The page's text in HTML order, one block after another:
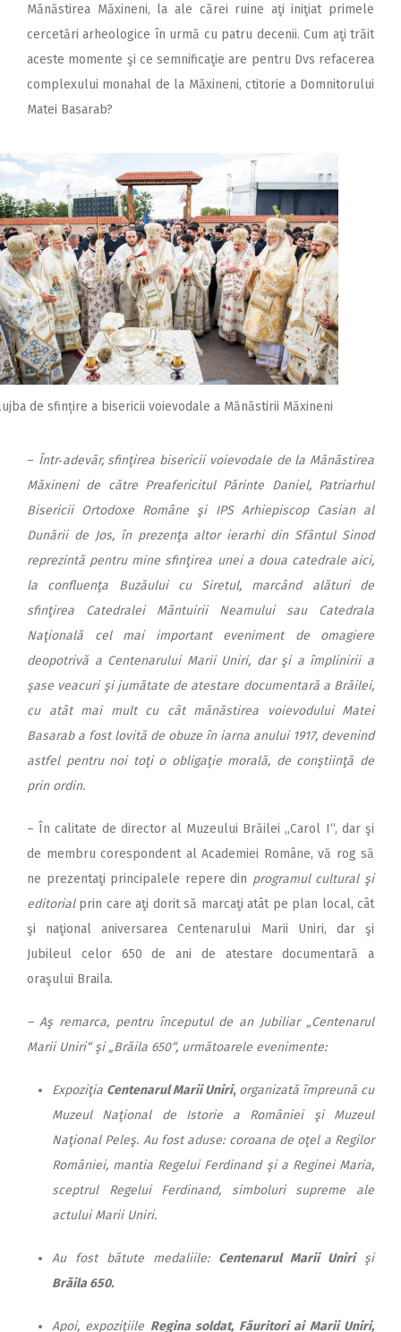
Mănăstirea Măxineni, la ale cărei ruine aţi iniţiat primele
cercetări arheologice în urmă cu patru decenii. Cum aţi trăit
aceste momente şi ce semnificaţie are pentru Dvs refacerea
complexului monahal de la Măxineni, ctitorie a Domnitorului
Matei Basarab?
de sfințire a bisericii voievodale a Mănăstirii Măxineni
– Într‑adevăr, sfinţirea bisericii voievodale de la Mănăstirea
Măxineni de către Preafericitul Părinte Daniel, Patriarhul
Bisericii Ortodoxe Române şi IPS Arhiepiscop Casian al
Dunării de Jos, în prezenţa altor ierarhi din Sfântul Sinod
reprezintă pentru mine sfinţirea unei a doua catedrale aici,
la confluenţa Buzăului cu Siretul, marcând alături de
sfinţirea Catedralei Mântuirii Neamului sau Catedrala
Naţională cel mai important eveniment de omagiere
deopotrivă a Centenarului Marii Uniri, dar şi a împlinirii a
şase veacuri şi jumătate de atestare documentară a Brăilei,
cu atât mai mult cu cât mănăstirea voievodului Matei
Basarab a fost lovită de obuze în iarna anului 1917, devenind
astfel pentru noi toţi o obligaţie morală, de conştiinţă de
prin ordin.
– În calitate de director al Muzeului Brăilei „Carol I“, dar şi
de membru corespondent al Academiei Române, vă rog să
ne prezentaţi principalele repere din programul cultural şi
editorialprin care aţi dorit să marcaţi atât pe plan local, cât
şi naţional aniversarea Centenarului Marii Uniri, dar şi
Jubileul celor 650 de ani de atestare documentară a
oraşului Braila.
– Aş remarca, pentru începutul de an Jubiliar „Centenarul
Marii Uniri“ şi „Brăila 650“, următoarele evenimente:
Expoziţia Centenarul Marii Uniri, organizată împreună cu
Muzeul Naţional de Istorie a României şi Muzeul
Naţional Peleş. Au fost aduse: coroana de oţel a Regilor
României, mantia Regelui Ferdinand şi a Reginei Maria,
sceptrul Regelui Ferdinand, simboluri supreme ale
actului Marii Uniri.
Au fost bătute medaliile: Centenarul Marii Uniri
şi
Brăila 650.
Apoi, expoziţiile Regina soldat, Făuritori ai Marii Uniri,